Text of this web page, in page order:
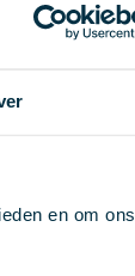
en om ons